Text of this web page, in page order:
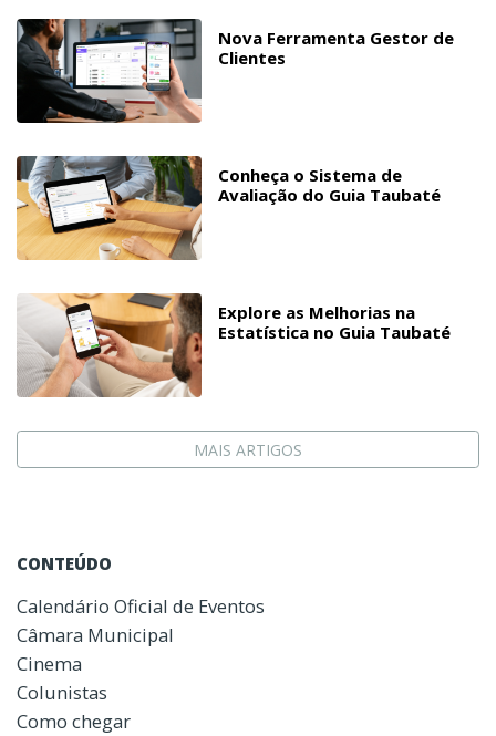
Nova Ferramenta Gestor de
Clientes
Conheça o Sistema de
Avaliação do Guia Taubaté
Explore as Melhorias na
Estatística no Guia Taubaté
MAIS ARTIGOS
CONTEÚDO
Calendário Oficial de Eventos
Câmara Municipal
Cinema
Colunistas
Como chegar